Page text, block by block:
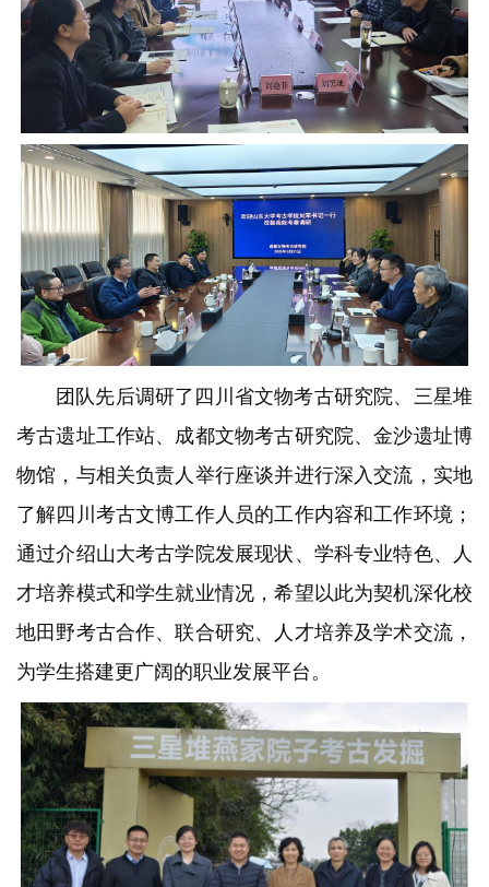
团队先后调研了四川省文物考古研究院、三星堆
考古遗址工作站、成都文物考古研究院、金沙遗址博
物馆，与相关负责人举行座谈并进行深入交流，实地
了解四川考古文博工作人员的工作内容和工作环境；
通过介绍山大考古学院发展现状、学科专业特色、人
才培养模式和学生就业情况，希望以此为契机深化校
地田野考古合作、联合研究、人才培养及学术交流，
为学生搭建更广阔的职业发展平台。